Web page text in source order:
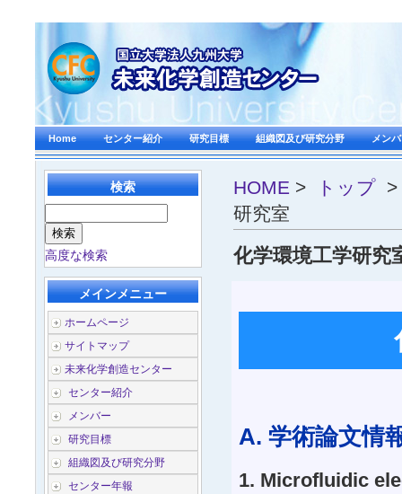
Home センター紹介 研究目標 組織図及び研究分野 メン
検索
高度な検索
メインメニュー
ホームページ
サイトマップ
未来化学創造センター
センター紹介
メンバー
研究目標
組織図及び研究分野
センター年報
HOME > トップ
研究室
化学環境工学研究
A. 学術論文情
1. Microfluidic